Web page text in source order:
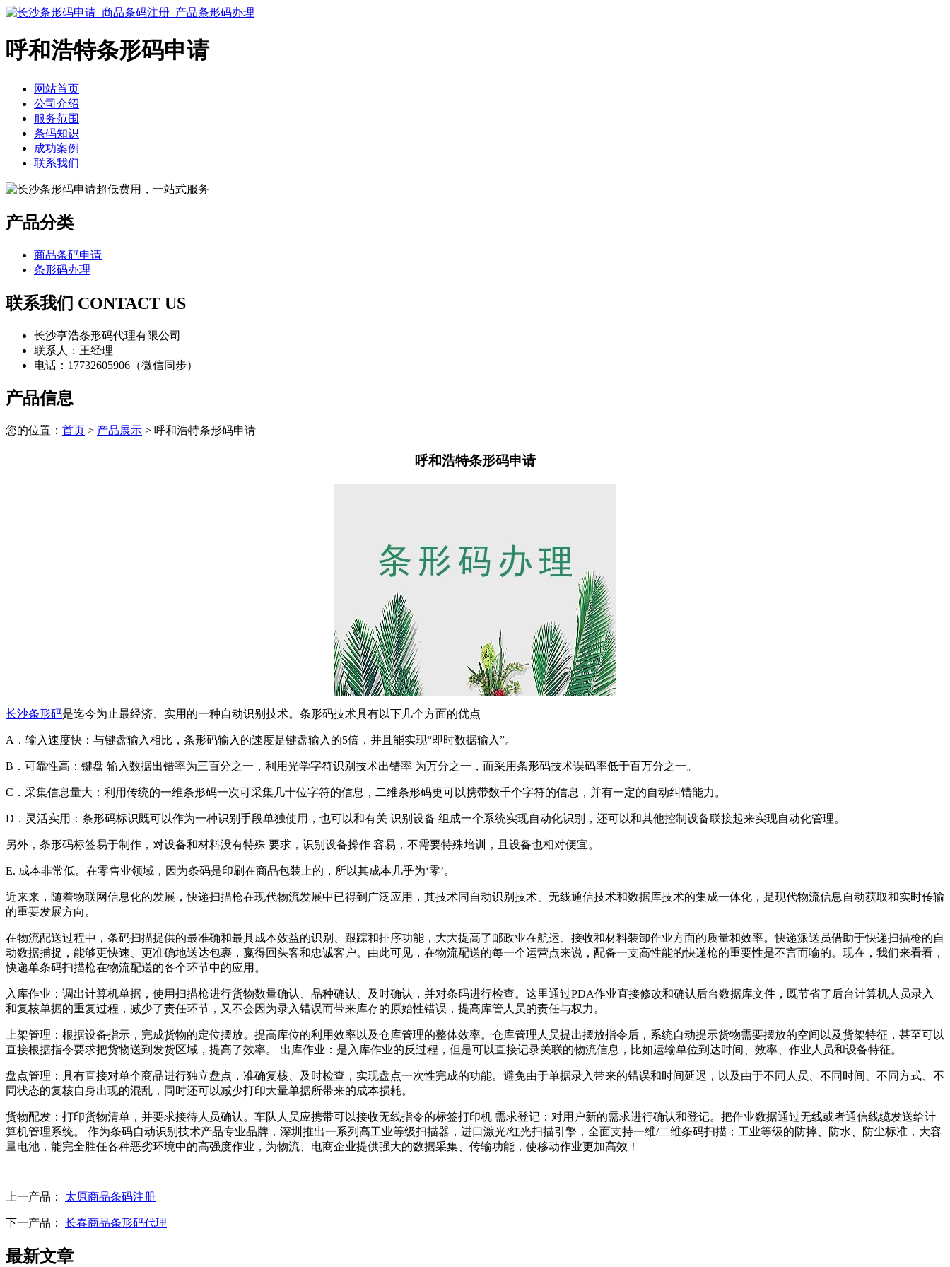
呼和浩特条形码申请
网站首页
公司介绍
服务范围
条码知识
成功案例
联系我们
产品分类
商品条码申请
条形码办理
联系我们 CONTACT US
长沙亨浩条形码代理有限公司
联系人：王经理
电话：17732605906（微信同步）
产品信息
您的位置： 首页 > 产品展示 > 呼和浩特条形码申请
呼和浩特条形码申请
长沙条形码是迄今为止最经济、实用的一种自动识别技术。条形码技术具有以下几个方面的优点
A．输入速度快：与键盘输入相比，条形码输入的速度是键盘输入的5倍，并且能实现“即时数据输入”。
B．可靠性高：键盘 输入数据出错率为三百分之一，利用光学字符识别技术出错率 为万分之一，而采用条形码技术误码率低于百万分之一。
C．采集信息量大：利用传统的一维条形码一次可采集几十位字符的信息，二维条形码更可以携带数千个字符的信息，并有一定的自动纠错能力。
D．灵活实用：条形码标识既可以作为一种识别手段单独使用，也可以和有关 识别设备 组成一个系统实现自动化识别，还可以和其他控制设备联接起来实现自动化管理。
另外，条形码标签易于制作，对设备和材料没有特殊 要求，识别设备操作 容易，不需要特殊培训，且设备也相对便宜。
E. 成本非常低。在零售业领域，因为条码是印刷在商品包装上的，所以其成本几乎为‘零’。
近来来，随着物联网信息化的发展，快递扫描枪在现代物流发展中已得到广泛应用，其技术同自动识别技术、无线通信技术和数据库技术的集成一体化，是现代物流信息自动获取和实时传输
的重要发展方向。
在物流配送过程中，条码扫描提供的最准确和最具成本效益的识别、跟踪和排序功能，大大提高了邮政业在航运、接收和材料装卸作业方面的质量和效率。快递派送员借助于快递扫描枪的自
动数据捕捉，能够更快速、更准确地送达包裹，嬴得回头客和忠诚客户。由此可见，在物流配送的每一个运营点来说，配备一支高性能的快递枪的重要性是不言而喻的。现在，我们来看看，
快递单条码扫描枪在物流配送的各个环节中的应用。
入库作业：调出计算机单据，使用扫描枪进行货物数量确认、品种确认、及时确认，并对条码进行检查。这里通过PDA作业直接修改和确认后台数据库文件，既节省了后台计算机人员录入
和复核单据的重复过程，减少了责任环节，又不会因为录入错误而带来库存的原始性错误，提高库管人员的责任与权力。
上架管理：根据设备指示，完成货物的定位摆放。提高库位的利用效率以及仓库管理的整体效率。仓库管理人员提出摆放指令后，系统自动提示货物需要摆放的空间以及货架特征，甚至可以
直接根据指令要求把货物送到发货区域，提高了效率。 出库作业：是入库作业的反过程，但是可以直接记录关联的物流信息，比如运输单位到达时间、效率、作业人员和设备特征。
盘点管理：具有直接对单个商品进行独立盘点，准确复核、及时检查，实现盘点一次性完成的功能。避免由于单据录入带来的错误和时间延迟，以及由于不同人员、不同时间、不同方式、不
同状态的复核自身出现的混乱，同时还可以减少打印大量单据所带来的成本损耗。
货物配发：打印货物清单，并要求接待人员确认。车队人员应携带可以接收无线指令的标签打印机 需求登记：对用户新的需求进行确认和登记。把作业数据通过无线或者通信线缆发送给计
算机管理系统。 作为条码自动识别技术产品专业品牌，深圳推出一系列高工业等级扫描器，进口激光/红光扫描引擎，全面支持一维/二维条码扫描；工业等级的防摔、防水、防尘标准，大容
量电池，能完全胜任各种恶劣环境中的高强度作业，为物流、电商企业提供强大的数据采集、传输功能，使移动作业更加高效！
上一产品： 太原商品条码注册
下一产品： 长春商品条形码代理
最新文章